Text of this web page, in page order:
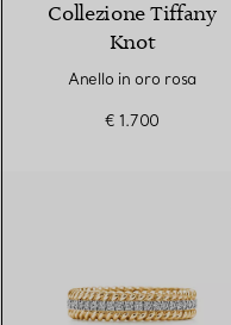
Collezione Tiffany
Knot
Anello in oro rosa
€ 1.700